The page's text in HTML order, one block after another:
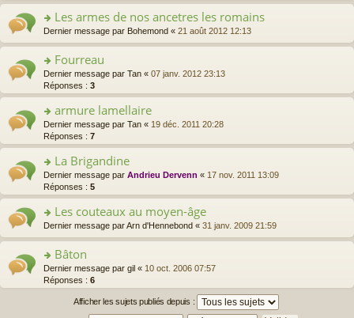
e
nt
pl
u
s
ré
e
nt
n
lu
le
pl
u
s
ré
e
nt
a
e
n
o
n
lu
le
pl
u
s
ré
e
nt
e
s
s
a
e
n
n
lu
le
pl
u
s
ré
c
e
nt
s
ult
er
e
s
s
a
g
e
n
o
n
lu
le
pl
s
ré
c
e
nt
o
n
ult
er
le
e
s
s
a
g
e
n
o
n
lu
pl
u
s
ré
Les armes de nos ancetres les romains
Dernier message par Bohemond « 21 août 2012 12:13
o
n
s
ult
er
le
m
e
s
s
a
e
n
o
n
lu
le
pl
Fourreau
Dernier message par Tan « 07 janv. 2012 23:13
Réponses : 3
o
n
s
ult
er
le
m
e
s
s
a
g
e
n
o
armure lamellaire
Dernier message par Tan « 19 déc. 2011 20:28
Réponses : 7
o
n
s
ult
er
e
s
s
La Brigandine
Dernier message par Andrieu Dervenn « 17 nov. 2011 13:09
Réponses : 5
o
n
ult
er
le
Les couteaux au moyen-âge
Dernier message parArn d'Hennebond « 31 janv. 2009 21:59
o
n
Bâton
Dernier message par gil « 10 oct. 2006 07:57
Réponses : 6
Afficher les sujets publiés depuis :